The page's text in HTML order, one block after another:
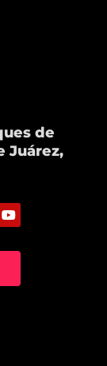
de
Juárez,